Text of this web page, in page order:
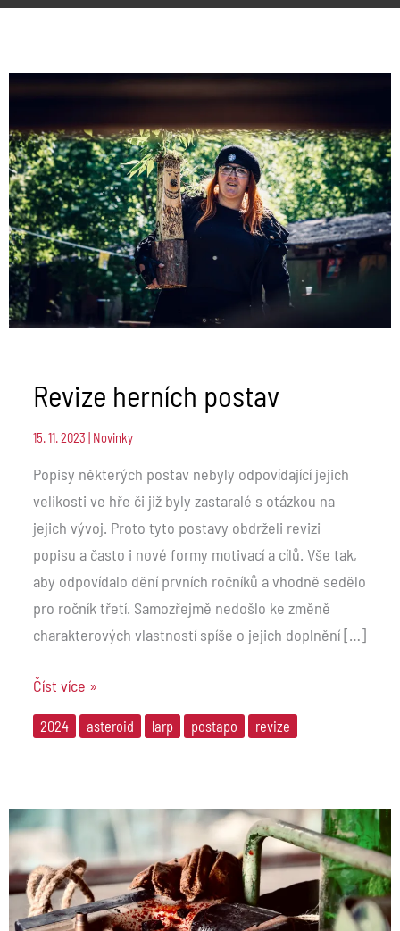
Revize herních postav
15. 11. 2023 Novinky
Popisy některých postav nebyly odpovídající jejich
velikosti ve hře či již byly zastaralé s otázkou na
jejich vývoj. Proto tyto postavy obdrželi revizi
popisu a často i nové formy motivací a cílů. Vše tak,
aby odpovídalo dění prvních ročníků a vhodně sedělo
pro ročník třetí. Samozřejmě nedošlo ke změně
charakterových vlastností spíše o jejich doplnění […]
Revize
postav
Číst více »
2024 asteroid larp postapo revize
Achievement,
systém